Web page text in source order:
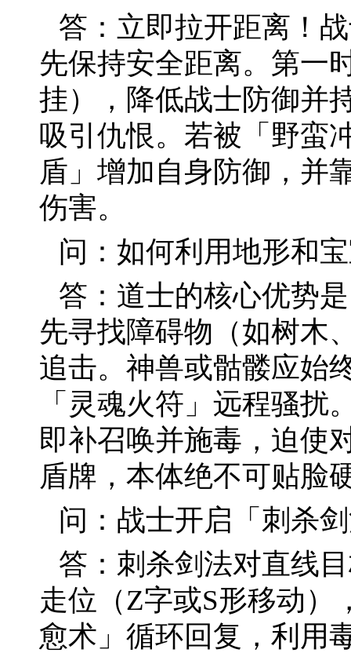
答：立即拉开距离！
先保持安全距离。第一
挂），降低战士防御并
吸引仇恨。若被「野蛮
盾」增加自身防御，并
伤害。
问：如何利用地形和
答：道士的核心优势
先寻找障碍物（如树木
追击。神兽或骷髅应始
「灵魂火符」远程骚
即补召唤并施毒，迫使
盾牌，本体绝不可贴脸
问：战士开启「刺杀
答：刺杀剑法对直线
走位（Z字或S形移动）
愈术」循环回复，利用